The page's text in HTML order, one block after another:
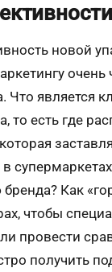
новой
очень
Что является
то есть где
Как
чтобы
провести
получить